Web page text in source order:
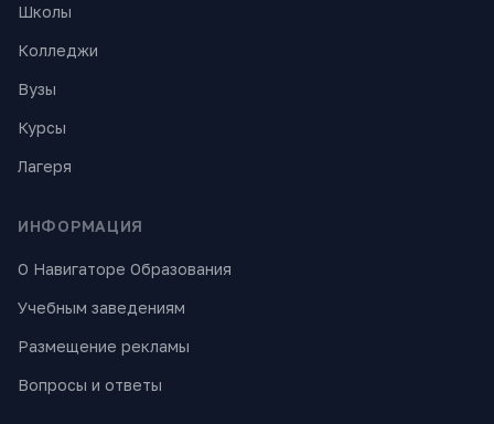
Школы
Колледжи
Вузы
Курсы
Лагеря
ИНФОРМАЦИЯ
О Навигаторе Образования
Учебным заведениям
Размещение рекламы
Вопросы и ответы